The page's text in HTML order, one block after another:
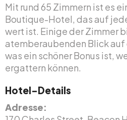
Mit rund 65 Zimmern ist es
Boutique-Hotel, das auf
wert ist. Einige der Zimmer
atemberaubenden Blick auf
was ein schöner Bonus ist,
ergattern können.
Hotel-Details
Adresse: